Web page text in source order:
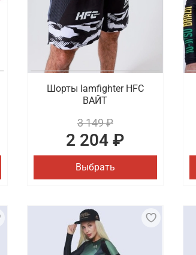
Шорты Iamfighter HFC
ВАЙТ
3 149 ₽
2 204 ₽
Выбрать